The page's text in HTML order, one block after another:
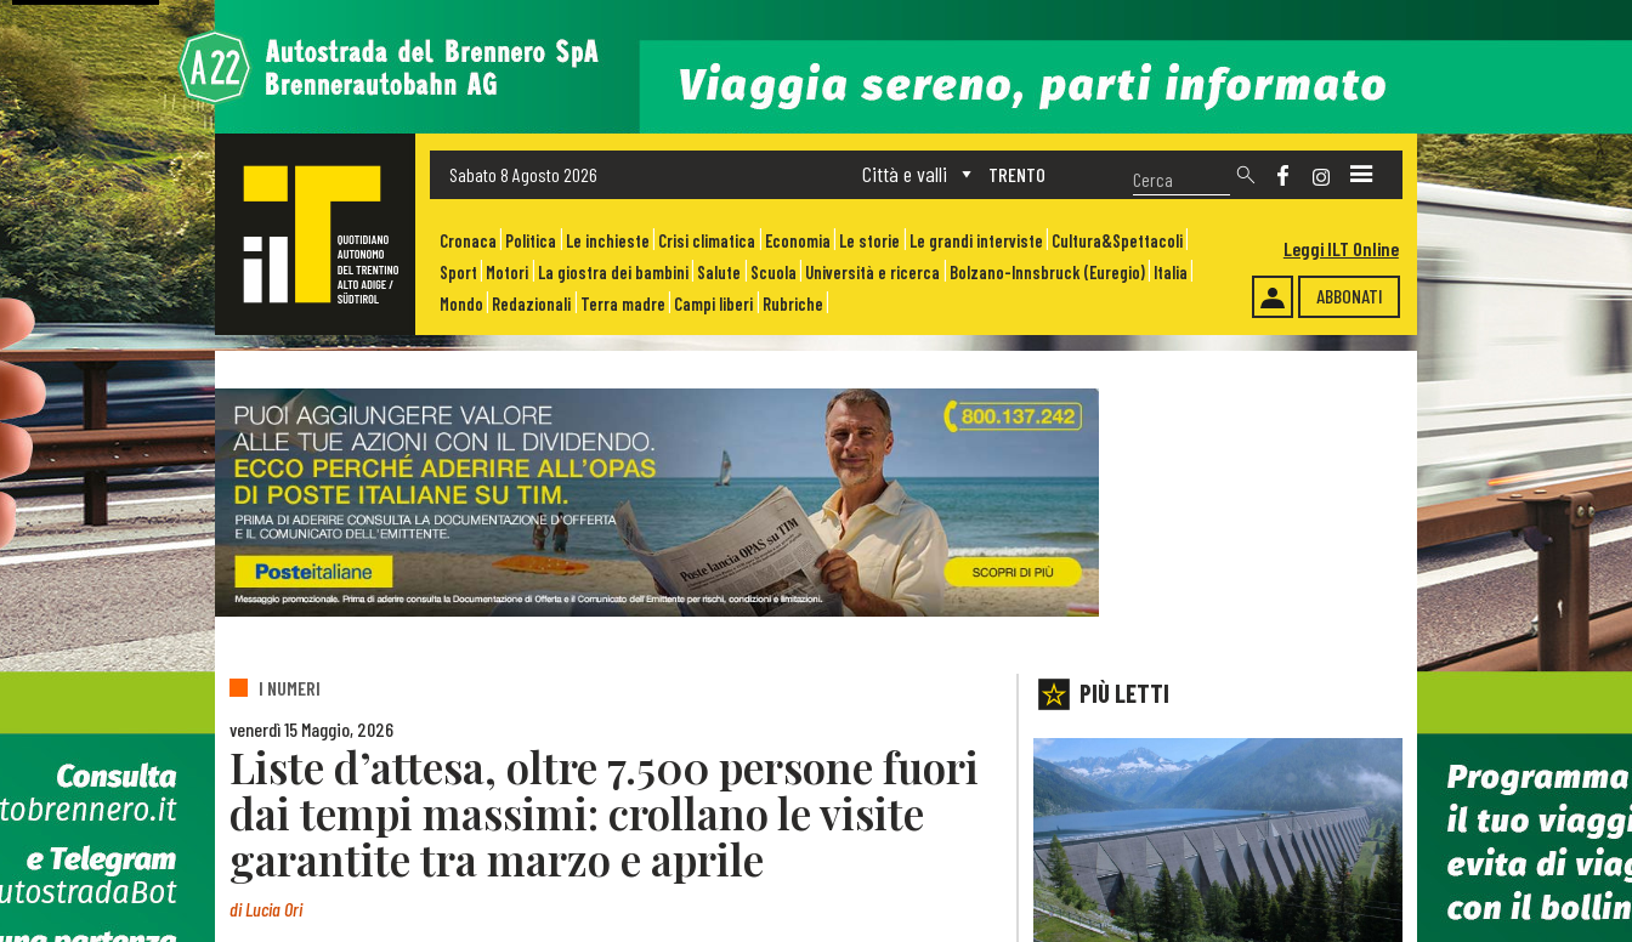
Sabato 8 Agosto 2026 TRENTO
Città e valli
Cronaca Politica Le inchieste Crisi climatica Economia Le storie Le grandi interviste Cultura&Spettacoli
Sport Motori La giostra dei bambini Salute Scuola Università e ricerca Bolzano-Innsbruck (Euregio) Italia
Mondo Redazionali Terra madre Campi liberi Rubriche ABBONATI
Leggi ILT Online
I NUMERI
venerdì 15 Maggio, 2026
Liste d’attesa, oltre 7.500 persone fuori
dai tempi massimi: crollano le visite
garantite tra marzo e aprile
diLucia Ori
PIÙ LETTI